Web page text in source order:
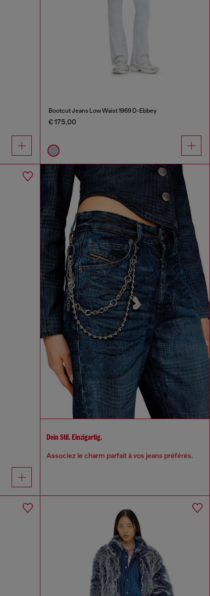
Bootcut Jeans Low Waist 1969 D-Ebbey
€ 175,00
Dein Stil. Einzigartig.
Associez le charm parfait à vos jeans préférés.